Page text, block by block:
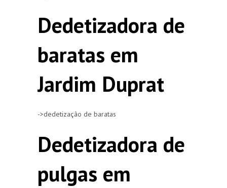
Dedetizadora de
baratas em
Jardim Duprat
->dedetização de baratas
Dedetizadora de
pulgas em